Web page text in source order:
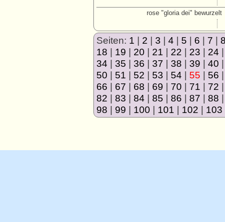
rose "gloria dei" bewurzelt
Seiten: 1 | 2 | 3 | 4 | 5 | 6 | 7 |
18 | 19 | 20 | 21 | 22 | 23 | 24
34 | 35 | 36 | 37 | 38 | 39 | 40
50 | 51 | 52 | 53 | 54 | 55 | 56
66 | 67 | 68 | 69 | 70 | 71 | 72
82 | 83 | 84 | 85 | 86 | 87 | 88
98 | 99 | 100 | 101 | 102 | 103